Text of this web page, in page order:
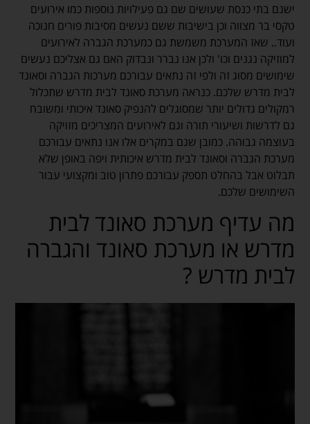
ישנם בתי כנסת שעושים שם גם פעילויות נוספות כמו אירועים
טקסי בר מצווה וכן בישיבות ששם נעשים מסיבות פורים חנוכה
ועוד.. שאז המערכת משמשת גם כמערכת הגברה לאירועים
למוזיקה נגנים וכו' ולכן אנו נברר ונבדוק האם גם אצליכם נעשים
שימושים מסוג זה ולפי זה נתאים עבורכם מערכות הגברה וסאונד
לבית מדרש שלכם. כנראה מערכת סאונד לבית מדרש שתכלול
רמקולים גדולים יותר שמסוגלים להנפיק סאונד איכותי ומשובח
גם לדרשות ושיעורי תורה וגם לאירועים המצריכים מזויקה
בעוצמה גבוהה. כמובן שגם במקרים אלו אנו נתאים עבורכם
מערכת הגברה וסאונד לבית מדרש איכותית ויפה באופן שלא
תבלוט אבל בהחלט תספק עבורכם פתרון טוב ומקצועי עבור
השימושים שלכם.
מה עדיף מערכת סאונד לבית
מדרש או מערכת סאונד והגברה
לבית מדרש ?